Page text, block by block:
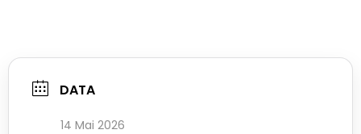
DATA
14 Mai 2026